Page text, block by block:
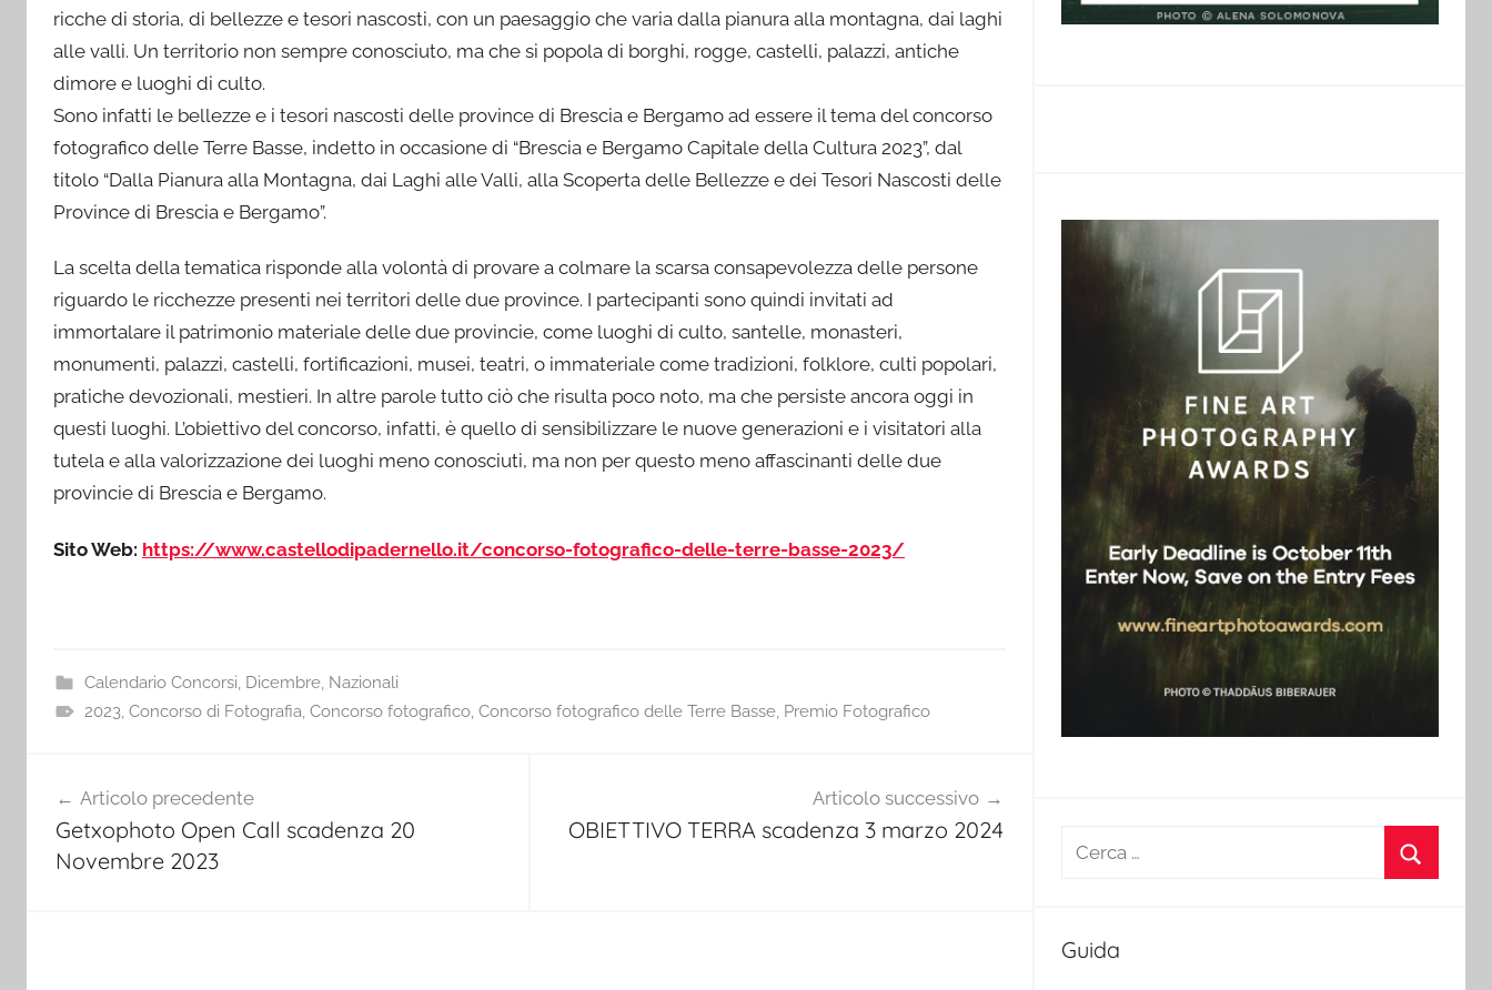
ricche di storia, di bellezze e tesori nascosti, con un paesaggio che varia dalla pianura alla montagna, dai laghi
alle valli. Un territorio non sempre conosciuto, ma che si popola di borghi, rogge, castelli, palazzi, antiche
dimore e luoghi di culto.
Sono infatti le bellezze e i tesori nascosti delle province di Brescia e Bergamo ad essere il tema del concorso
fotografico delle Terre Basse, indetto in occasione di “Brescia e Bergamo Capitale della Cultura 2023”, dal
titolo “Dalla Pianura alla Montagna, dai Laghi alle Valli, alla Scoperta delle Bellezze e dei Tesori Nascosti delle
Province di Brescia e Bergamo”.
La scelta della tematica risponde alla volontà di provare a colmare la scarsa consapevolezza delle persone
riguardo le ricchezze presenti nei territori delle due province. I partecipanti sono quindi invitati ad
immortalare il patrimonio materiale delle due provincie, come luoghi di culto, santelle, monasteri,
monumenti, palazzi, castelli, fortificazioni, musei, teatri, o immateriale come tradizioni, folklore, culti popolari,
pratiche devozionali, mestieri. In altre parole tutto ciò che risulta poco noto, ma che persiste ancora oggi in
questi luoghi. L’obiettivo del concorso, infatti, è quello di sensibilizzare le nuove generazioni e i visitatori alla
tutela e alla valorizzazione dei luoghi meno conosciuti, ma non per questo meno affascinanti delle due
provincie di Brescia e Bergamo.
Sito Web: https://www.castellodipadernello.it/concorso-fotografico-delle-terre-basse-2023/
Calendario Concorsi, Dicembre, Nazionali
2023, Concorso di Fotografia, Concorso fotografico, Concorso fotografico delle Terre Basse, Premio Fotografico
articoli
Articolo precedente
Getxophoto Open Call scadenza 20
Novembre 2023
Articolo successivo
OBIETTIVO TERRA scadenza 3 marzo 2024
Ricerca
Guida